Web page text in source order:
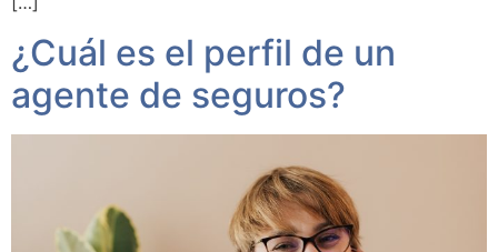
¿Cuál es el perfil de un
agente de seguros?